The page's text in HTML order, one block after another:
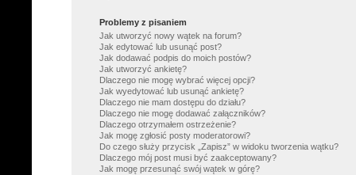
Problemy z pisaniem
Jak utworzyć nowy wątek na forum?
Jak edytować lub usunąć post?
Jak dodawać podpis do moich postów?
Jak utworzyć ankietę?
Dlaczego nie mogę wybrać więcej opcji?
Jak wyedytować lub usunąć ankietę?
Dlaczego nie mam dostępu do działu?
Dlaczego nie mogę dodawać załączników?
Dlaczego otrzymałem ostrzeżenie?
Jak mogę zgłosić posty moderatorowi?
Do czego służy przycisk „Zapisz” w widoku tworzenia wątku?
Dlaczego mój post musi być zaakceptowany?
Jak mogę przesunąć swój wątek w górę?